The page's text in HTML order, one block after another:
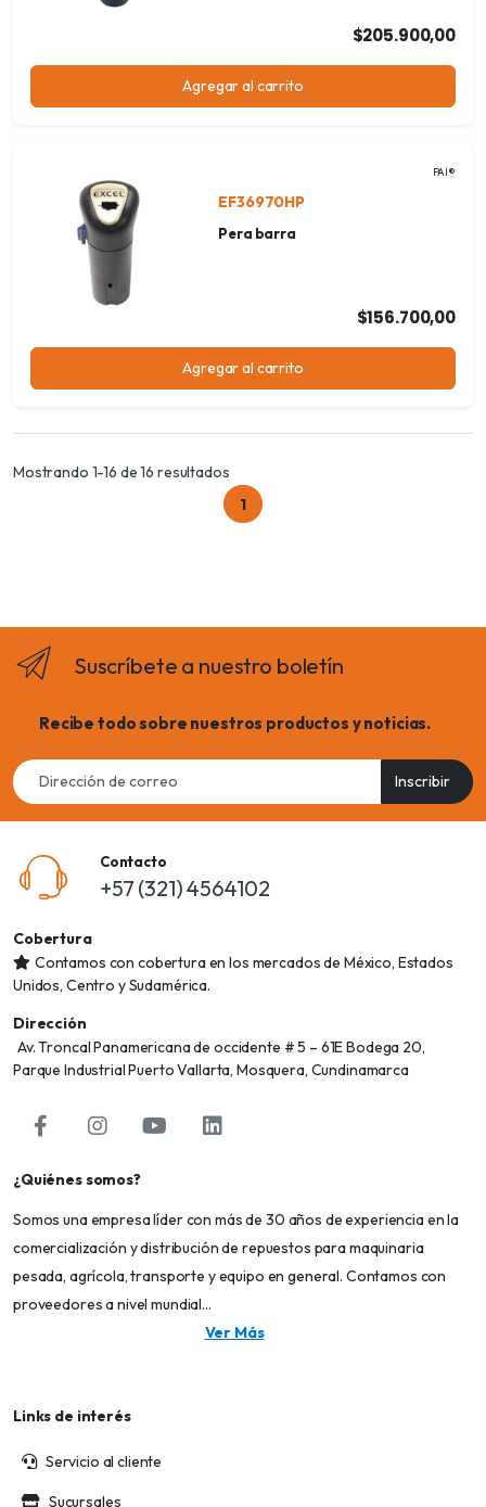
$205.900,00
Agregar al carrito
PAI®
EF36970HP
Pera barra
$156.700,00
Agregar al carrito
Mostrando 1-16 de 16 resultados
1
Suscríbete a nuestro boletín
Recibe todo sobre nuestros productos y noticias.
Email
address
Inscribir
Contacto
+57 (321) 4564102
Cobertura
Contamos con cobertura en los mercados de México, Estados
Unidos, Centro y Sudamérica.
Dirección
Av. Troncal Panamericana de occidente # 5 – 61E Bodega 20,
Parque Industrial Puerto Vallarta, Mosquera, Cundinamarca
¿Quiénes somos?
Somos una empresa líder con más de 30 años de experiencia en la
comercialización y distribución de repuestos para maquinaria
pesada, agrícola, transporte y equipo en general. Contamos con
proveedores a nivel mundial...
Ver Más
Links de interés
Servicio al cliente
Sucursales